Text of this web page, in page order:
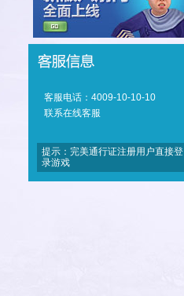
客服电话：4009-10-10-10
联系在线客服
提示：完美通行证注册用户直接登
录游戏